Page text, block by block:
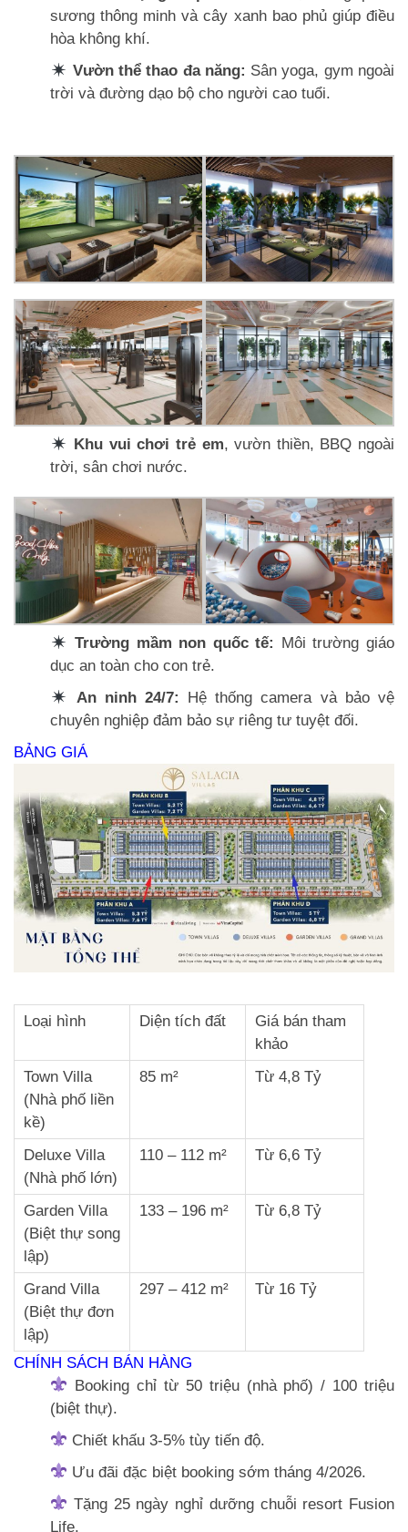
sương thông minh và cây xanh bao phủ giúp điều
hòa không khí.
Vườn thể thao đa năng: Sân yoga, gym ngoài
trời và đường dạo bộ cho người cao tuổi.
Khu vui chơi trẻ em, vườn thiền, BBQ ngoài
trời, sân chơi nước.
Trường mầm non quốc tế: Môi trường giáo
dục an toàn cho con trẻ.
An ninh 24/7:
Hệ thống camera và bảo vệ
chuyên nghiệp đảm bảo sự riêng tư tuyệt đối.
BẢNG GIÁ
Loại hình Diện tích đất
Giá bán tham
khảo
Town Villa
(Nhà phố liền
kề)
85 m² Từ 4,8 Tỷ
Deluxe Villa
(Nhà phố lớn)
110 – 112 m² Từ 6,6 Tỷ
Garden Villa
(Biệt thự song
lập)
133 – 196 m² Từ 6,8 Tỷ
Grand Villa
(Biệt thự đơn
lập)
297 – 412 m² Từ 16 Tỷ
CHÍNH SÁCH BÁN HÀNG
Booking chỉ từ 50 triệu (nhà phố) / 100 triệu
(biệt thự).
Chiết khấu 3-5% tùy tiến độ.
Ưu đãi đặc biệt booking sớm tháng 4/2026.
Tặng 25 ngày nghỉ dưỡng chuỗi resort Fusion
Life.